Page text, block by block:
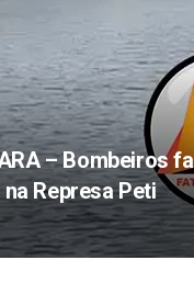
– Bombeiros
Represa Peti